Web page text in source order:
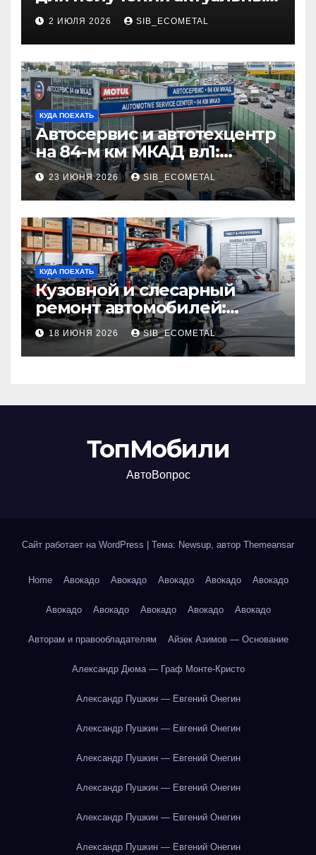
профессий
2 ИЮЛЯ 2026 SIB_ECOMETAL
КУДА ПОЕХАТЬ
Автосервис и автотехцентр
на 84-м км МКАД вл1:
описание услуг и режим
работы
23 ИЮНЯ 2026 SIB_ECOMETAL
КУДА ПОЕХАТЬ
Кузовной и слесарный
ремонт автомобилей:
наличие оригинальных
запчастей производителя
и сроки выполнения работ
18 ИЮНЯ 2026 SIB_ECOMETAL
ТопМобили
АвтоВопрос
Сайт работает на WordPress Тема: Newsup, автор Themeansar
Home Авокадо Авокадо Авокадо Авокадо Авокадо
Авокадо Авокадо Авокадо Авокадо Авокадо
Авторам и правообладателям Айзек Азимов — Основание
Александр Дюма — Граф Монте-Кристо
Александр Пушкин — Евгений Онегин
Александр Пушкин — Евгений Онегин
Александр Пушкин — Евгений Онегин
Александр Пушкин — Евгений Онегин
Александр Пушкин — Евгений Онегин
Александр Пушкин — Евгений Онегин